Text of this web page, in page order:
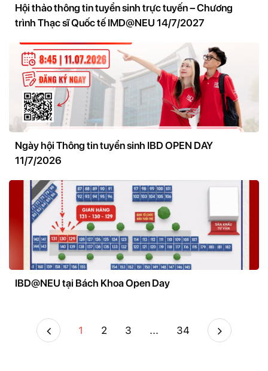
Hội thảo thông tin tuyển sinh trực tuyến – Chương
trình Thạc sĩ Quốc tế IMD@NEU 14/7/2027
Ngày hội Thông tin tuyển sinh IBD OPEN DAY
11/7/2026
IBD@NEU tại Bách Khoa Open Day
1 2 3 ... 34